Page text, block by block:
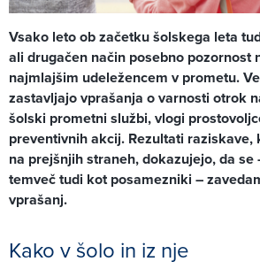
Vsako leto ob začetku šolskega leta
ali drugačen način posebno pozornost
najmlajšim udeležencem v prometu.
zastavljajo vprašanja o varnosti otrok
šolski prometni službi, vlogi
preventivnih akcij. Rezultati raziskave,
na prejšnjih straneh, dokazujejo, da se
temveč tudi kot posamezniki –
vprašanj.
Kako v šolo in iz nje